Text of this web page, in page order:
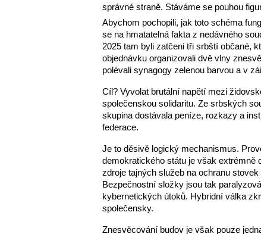
správné straně. Stáváme se pouhou
Abychom pochopili, jak toto schéma
se na hmatatelná fakta z nedávného
2025 tam byli zatčeni tři srbští občané,
objednávku organizovali dvě vlny
polévali synagogy zelenou barvou a v
Cíl? Vyvolat brutální napětí mezi
společenskou solidaritu. Ze srbských
skupina dostávala peníze, rozkazy a
federace.
Je to děsivě logický mechanismus.
demokratického státu je však extrémně
zdroje tajných služeb na ochranu
Bezpečnostní složky jsou tak
kybernetických útoků. Hybridní válka
společensky.
Znesvěcování budov je však pouze